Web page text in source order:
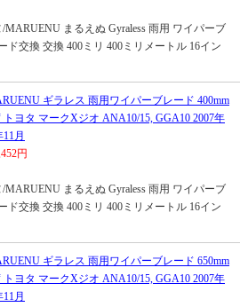
まるえぬ Gyraless 雨用 ワイパーブ
ド交換 交換 400ミリ 400ミリメートル 16イン
ギラレス 雨用ワイパーブレード 400mm
トヨタ マークXジオ ANA10/15, GGA10 2007年
月
円
まるえぬ Gyraless 雨用 ワイパーブ
ド交換 交換 400ミリ 400ミリメートル 16イン
ギラレス 雨用ワイパーブレード 650mm
トヨタ マークXジオ ANA10/15, GGA10 2007年
月